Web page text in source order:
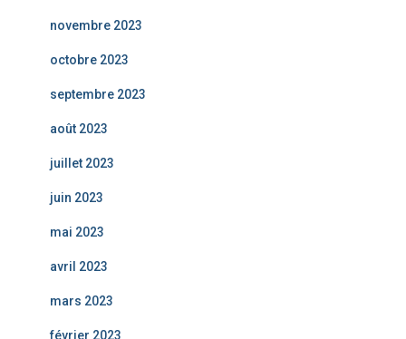
novembre 2023
octobre 2023
septembre 2023
août 2023
juillet 2023
juin 2023
mai 2023
avril 2023
mars 2023
février 2023